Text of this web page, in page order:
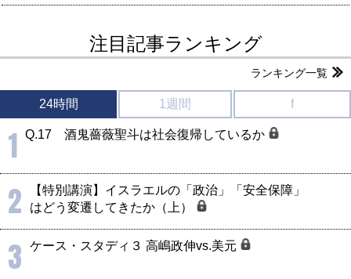
注目記事ランキング
ランキング一覧
24時間 1週間 f
1 Q.17 酒鬼薔薇聖斗は社会復帰しているか
2
【特別講演】イスラエルの「政治」「安全保障」
はどう変遷してきたか（上）
3 ケース・スタディ３ 高嶋政伸vs.美元